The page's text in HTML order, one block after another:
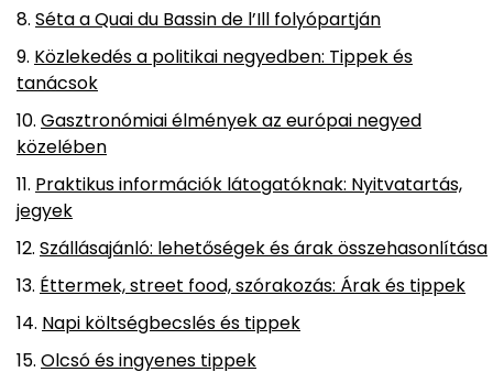
Séta a Quai du Bassin de l’Ill folyópartján
Közlekedés a politikai negyedben: Tippek és
tanácsok
Gasztronómiai élmények az európai negyed
közelében
Praktikus információk látogatóknak: Nyitvatartás,
jegyek
Szállásajánló: lehetőségek és árak összehasonlítása
Éttermek, street food, szórakozás: Árak és tippek
Napi költségbecslés és tippek
Olcsó és ingyenes tippek